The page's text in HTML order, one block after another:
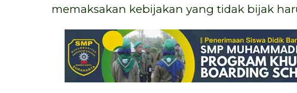
memaksakan kebijakan yang tidak bijak